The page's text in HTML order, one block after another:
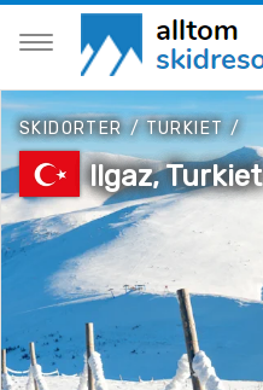
SKIDORTER /TURKIET /
Ilgaz, Turkiet